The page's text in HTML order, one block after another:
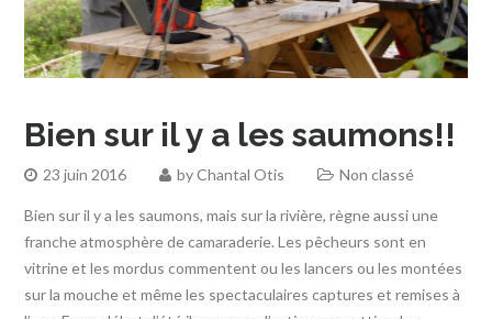
Bien sur il y a les saumons!!
23 juin 2016 byChantal Otis Non classé
Bien sur il y a les saumons, mais sur la rivière, règne aussi une
franche atmosphère de camaraderie. Les pêcheurs sont en
vitrine et les mordus commentent ou les lancers ou les montées
sur la mouche et même les spectaculaires captures et remises à